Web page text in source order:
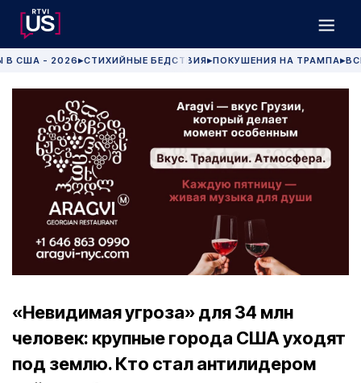
В США - 2026 ▶СТИХИЙНЫЕ БЕДСТВИЯ▶ПОКУШЕНИЯ НА ТРАМПА▶
«Невидимая угроза» для 34 млн
человек: крупные города США уходят
под землю. Кто стал антилидером